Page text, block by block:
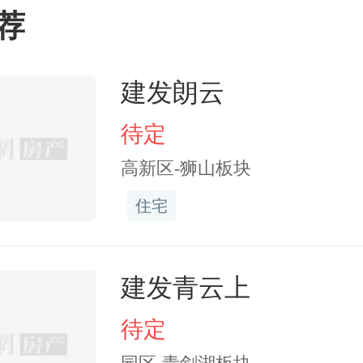
建发朗云
待定
高新区-狮山板块
住宅
建发青云上
待定